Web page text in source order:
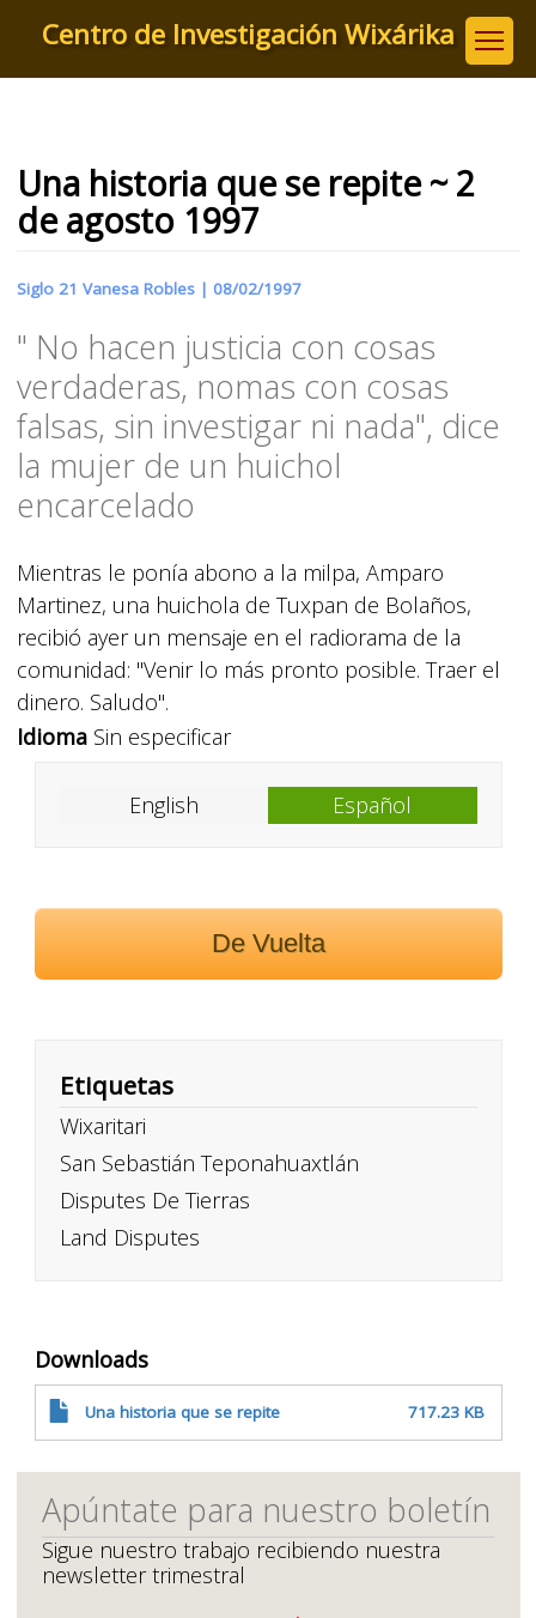
principal
Centro de Investigación Wixárika
Una historia que se repite ~ 2
de agosto 1997
Siglo 21 Vanesa Robles | 08/02/1997
" No hacen justicia con cosas
verdaderas, nomas con cosas
falsas, sin investigar ni nada", dice
la mujer de un huichol
encarcelado
Mientras le ponía abono a la milpa, Amparo
Martinez, una huichola de Tuxpan de Bolaños,
recibió ayer un mensaje en el radiorama de la
comunidad: "Venir lo más pronto posible. Traer el
dinero. Saludo".
IdiomaSin especificar
English Español
De Vuelta
Etiquetas
Wixaritari
San Sebastián Teponahuaxtlán
Disputes De Tierras
Land Disputes
Downloads
Una historia que se repite 717.23 KB
Apúntate para nuestro boletín
Sigue nuestro trabajo recibiendo nuestra
newsletter trimestral